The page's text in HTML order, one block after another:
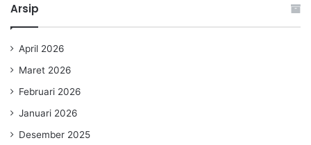
Arsip
April 2026
Maret 2026
Februari 2026
Januari 2026
Desember 2025